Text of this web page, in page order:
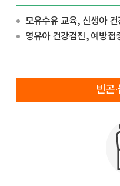
모유수유 교육, 신생아
영유아 건강검진, 예방접
빈곤